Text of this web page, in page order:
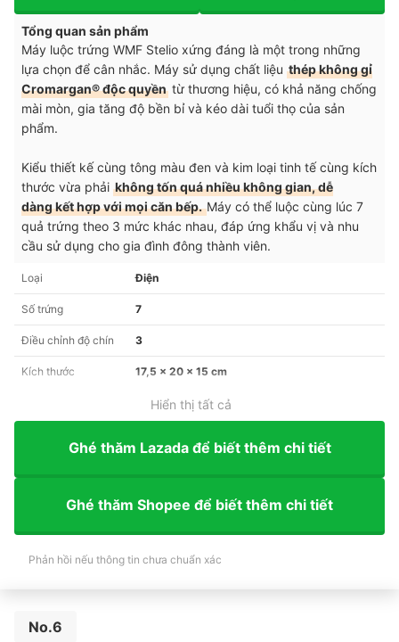
Tổng quan sản phẩm
Máy luộc trứng WMF Stelio xứng đáng là một trong những
lựa chọn để cân nhắc. Máy sử dụng chất liệu thép không gỉ
Cromargan® độc quyền từ thương hiệu, có khả năng chống
mài mòn, gia tăng độ bền bỉ và kéo dài tuổi thọ của sản
phẩm.
Kiểu thiết kế cùng tông màu đen và kim loại tinh tế cùng kích
thước vừa phải không tốn quá nhiều không gian, dễ
dàng kết hợp với mọi căn bếp.Máy có thể luộc cùng lúc 7
quả trứng theo 3 mức khác nhau, đáp ứng khẩu vị và nhu
cầu sử dụng cho gia đình đông thành viên.
Loại Điện
Số trứng 7
Điều chỉnh độ chín 3
Kích thước 17,5 x 20 x 15 cm
Hiển thị tất cả
Ghé thăm Lazada để biết thêm chi tiết
Ghé thăm Shopee để biết thêm chi tiết
Phản hồi nếu thông tin chưa chuẩn xác
No.6